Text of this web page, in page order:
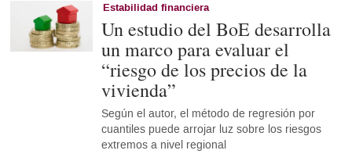
Estabilidad financiera
Un estudio del BoE desarrolla
un marco para evaluar el
“riesgo de los precios de la
vivienda”
Según el autor, el método de regresión por
cuantiles puede arrojar luz sobre los riesgos
extremos a nivel regional